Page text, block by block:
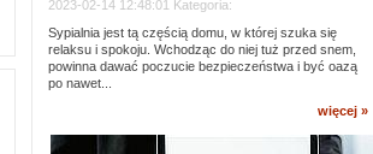
2023-02-14 12:48:01 Kategoria:
Sypialnia jest tą częścią domu, w której szuka się
relaksu i spokoju. Wchodząc do niej tuż przed snem,
powinna dawać poczucie bezpieczeństwa i być oazą
po nawet...
więcej »